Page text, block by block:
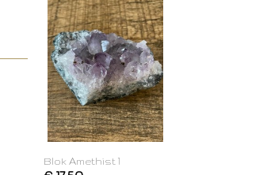
Blok Amethist 1